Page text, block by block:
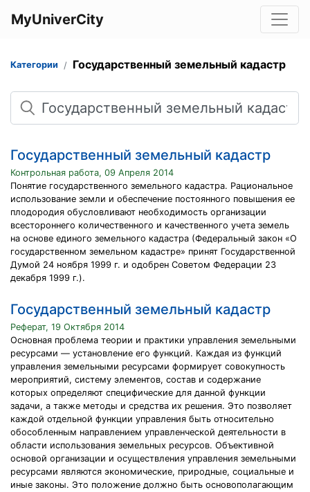
MyUniverCity
Категории Государственный земельный кадастр
Поиск
Государственный земельный кадастр
Контрольная работа, 09 Апреля 2014
Понятие государственного земельного кадастра. Рациональное
использование земли и обеспечение постоянного повышения ее
плодородия обусловливают необходимость организации
всестороннего количественного и качественного учета земель
на основе единого земельного кадастра (Федеральный закон «О
государственном земельном кадастре» принят Государственной
Думой 24 ноября 1999 г. и одобрен Советом Федерации 23
декабря 1999 г.).
Государственный земельный кадастр
Реферат, 19 Октября 2014
Основная проблема теории и практики управления земельными
ресурсами — установление его функций. Каждая из функций
управления земельными ресурсами формирует совокупность
мероприятий, систему элементов, состав и содержание
которых определяют специфические для данной функции
задачи, а также методы и средства их решения. Это позволяет
каждой отдельной функции управления быть относительно
обособленным направлением управленческой деятельности в
области использования земельных ресурсов. Объективной
основой организации и осуществления управления земельными
ресурсами являются экономические, природные, социальные и
иные законы. Это положение должно быть основополагающим